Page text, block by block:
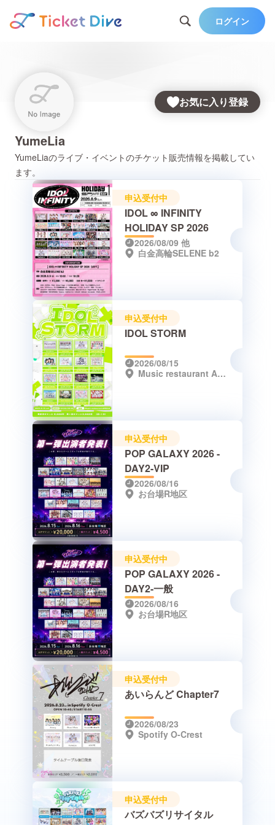
ログイン
お気に入り登録
YumeLia
YumeLiaのライブ・イベントのチケット販売情報を掲載してい
ます。
申込受付中
IDOL ∞ INFINITY
HOLIDAY SP 2026
2026/08/09 他
白金高輪SELENE b2
申込受付中
IDOL STORM
2026/08/15
Music restaurant APEXIA
申込受付中
POP GALAXY 2026 -
DAY2-VIP
2026/08/16
お台場R地区
申込受付中
POP GALAXY 2026 -
DAY2-一般
2026/08/16
お台場R地区
申込受付中
あいらんど Chapter7
2026/08/23
Spotify O-Crest
申込受付中
バズバズリサイタル